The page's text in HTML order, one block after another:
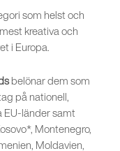
som helst och
kreativa och
i Europa.
belönar dem som
på nationell,
EU-länder samt
Montenegro,
Moldavien,